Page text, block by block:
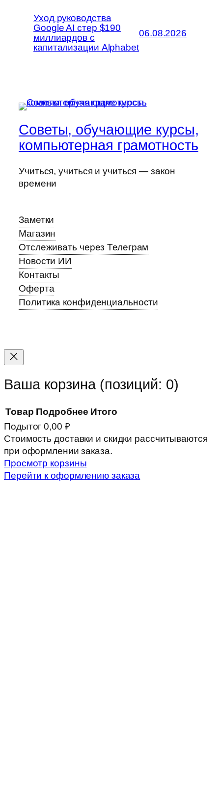
Уход руководства
Google AI стер $190
миллиардов с
капитализации Alphabet
06.08.2026
Советы, обучающие курсы,
компьютерная грамотность
Учиться, учиться и учиться — закон
времени
Заметки
Магазин
Отслеживать через Телеграм
Новости ИИ
Контакты
Оферта
Политика конфиденциальности
Прокрутка
вверх
Ваша корзина (позиций: 0)
Товары
в
корзине
Товар Подробнее Итого
Подытог0,00 ₽
Стоимость доставки и скидки рассчитываются
при оформлении заказа.
Просмотр корзины
Перейти к оформлению заказа